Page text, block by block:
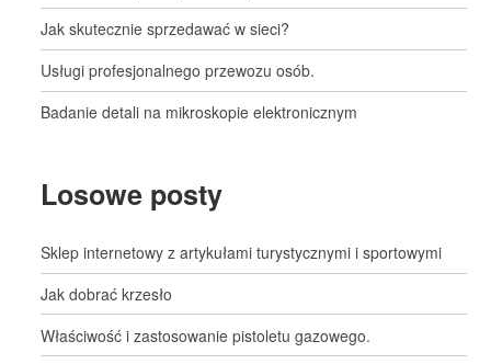
Jak skutecznie sprzedawać w sieci?
Usługi profesjonalnego przewozu osób.
Badanie detali na mikroskopie elektronicznym
Losowe posty
Sklep internetowy z artykułami turystycznymi i sportowymi
Jak dobrać krzesło
Właściwość i zastosowanie pistoletu gazowego.